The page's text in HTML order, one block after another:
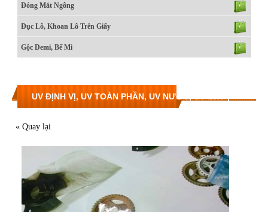
Đóng Mắt Ngỗng
Đục Lỗ, Khoan Lỗ Trên Giấy
Gộc Demi, Bế Mi
UV ĐỊNH VỊ, UV TOÀN PHẦN, UV NƯỚC, UV CÁT |
« Quay lại